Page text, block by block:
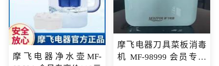
摩飞电器净水壶MF-
摩飞电器刀具菜板消毒
机 MF-98999 会员专享